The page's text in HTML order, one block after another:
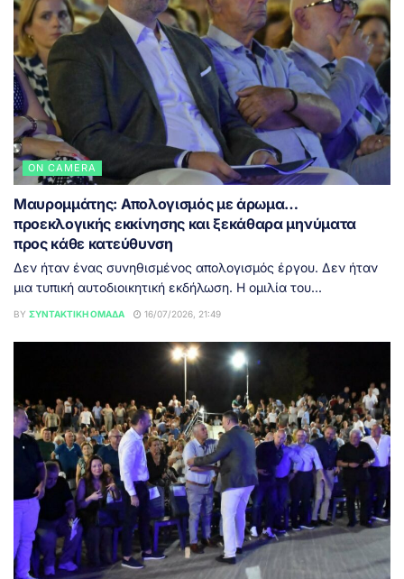
ON CAMERA
Μαυρομμάτης: Απολογισμός με άρωμα…
προεκλογικής εκκίνησης και ξεκάθαρα μηνύματα
προς κάθε κατεύθυνση
Δεν ήταν ένας συνηθισμένος απολογισμός έργου. Δεν ήταν
μια τυπική αυτοδιοικητική εκδήλωση. Η ομιλία του...
BY ΣΥΝΤΑΚΤΙΚΉ ΟΜΆΔΑ 16/07/2026, 21:49